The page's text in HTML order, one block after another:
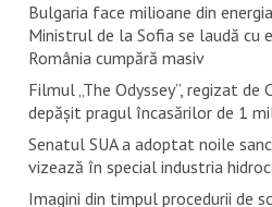
Bulgaria face milioane din
Ministrul de la Sofia se laudă cu
România cumpără masiv
Filmul „The Odyssey”, regizat de
depăşit pragul încasărilor de 1
Senatul SUA a adoptat noile
vizează în special industria
Imagini din timpul procedurii de